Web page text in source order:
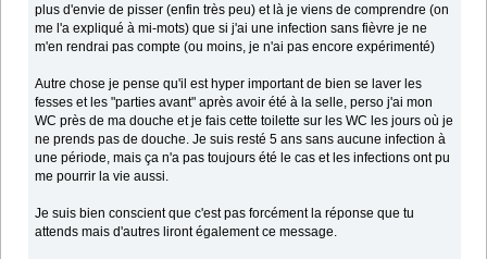
plus d'envie de pisser (enfin très peu) et là je viens de comprendre (on
me l'a expliqué à mi-mots) que si j'ai une infection sans fièvre je ne
m'en rendrai pas compte (ou moins, je n'ai pas encore expérimenté)
Autre chose je pense qu'il est hyper important de bien se laver les
fesses et les "parties avant" après avoir été à la selle, perso j'ai mon
WC près de ma douche et je fais cette toilette sur les WC les jours où je
ne prends pas de douche. Je suis resté 5 ans sans aucune infection à
une période, mais ça n'a pas toujours été le cas et les infections ont pu
me pourrir la vie aussi.
Je suis bien conscient que c'est pas forcément la réponse que tu
attends mais d'autres liront également ce message.